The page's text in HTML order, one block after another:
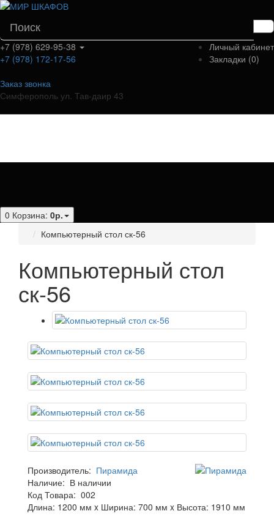
Личный кабинет
Закладки (0)
+7 (978) 629-95-38
+7 (978) 172-17-56
Заказ звонка
Симферополь ул. Тав-даир 43
0 Корзина: 0р.
Компьютерный стол ск-56
Компьютерный стол
ск-56
Производитель: Пирамида
Наличие: В наличии
Код Товара: 002
Длина: 1200 мм x Ширина: 700 мм x Высота: 1910 мм